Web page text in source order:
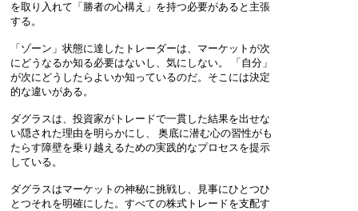
を取り入れて「勝者の心構え」を持つ必要があると主張
する。
「ゾーン」状態に達したトレーダーは、マーケットが次
にどうなるか知る必要はないし、気にしない。 「自分」
が次にどうしたらよいか知っているのだ。そこには決定
的な違いがある。
ダグラスは、投資家がトレードで一貫した結果を出せな
い隠された理由を明らかにし、 奥底に潜む心の習性がも
たらす障壁を乗り越えるための実践的なプロセスを提示
している。
ダグラスはマーケットの神秘に挑戦し、見事にひとつひ
とつそれを明確にした。すべての株式トレードを支配す